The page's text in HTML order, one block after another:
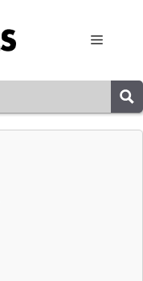
Menü